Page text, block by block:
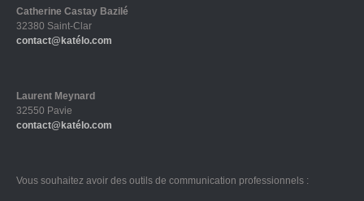
Catherine Castay Bazilé
32380 Saint-Clar
contact@katélo.com
Laurent Meynard
32550 Pavie
contact@katélo.com
Vous souhaitez avoir des outils de communication professionnels :